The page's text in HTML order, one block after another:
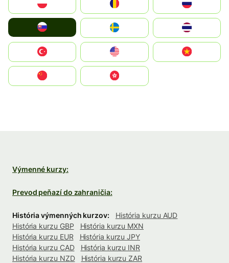
United States
中國香港特別行政區
Výmenné kurzy:
Prevod peňazí do zahraničia:
História výmenných kurzov:
História kurzu AUD
História kurzu GBP
História kurzu MXN
História kurzu EUR
História kurzu JPY
História kurzu CAD
História kurzu INR
História kurzu NZD
História kurzu ZAR